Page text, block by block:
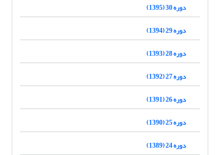
دوره 30 (1395)
دوره 29 (1394)
دوره 28 (1393)
دوره 27 (1392)
دوره 26 (1391)
دوره 25 (1390)
دوره 24 (1389)